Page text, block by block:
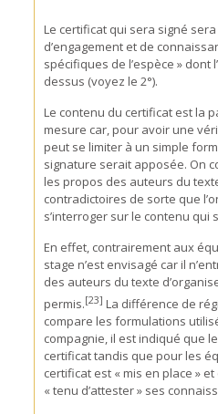
Le certificat qui sera signé
d’engagement et de
spécifiques de l’espèce » dont
dessus (voyez le 2°).
Le contenu du certificat est la
mesure car, pour avoir une
peut se limiter à un simple
signature serait apposée. On
les propos des auteurs du
contradictoires de sorte que
s’interroger sur le contenu qui
En effet, contrairement aux
stage n’est envisagé car il
des auteurs du texte
permis.[23] La différence de
compare les formulations
compagnie, il est indiqué que
certificat tandis que pour les
certificat est « mis en place »
« tenu d’attester » ses